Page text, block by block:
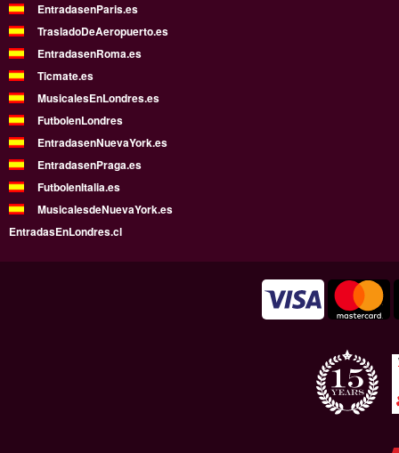
EntradasenParis.es
TrasladoDeAeropuerto.es
EntradasenRoma.es
Ticmate.es
MusicalesEnLondres.es
FutbolenLondres
EntradasenNuevaYork.es
EntradasenPraga.es
FutbolenItalia.es
MusicalesdeNuevaYork.es
EntradasEnLondres.cl